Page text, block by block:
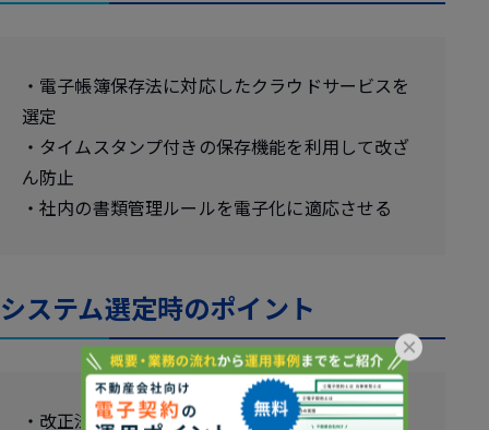
・電子帳簿保存法に対応したクラウドサービスを
選定
・タイムスタンプ付きの保存機能を利用して改ざ
ん防止
・社内の書類管理ルールを電子化に適応させる
システム選定時のポイント
・改正法対応の有無
×